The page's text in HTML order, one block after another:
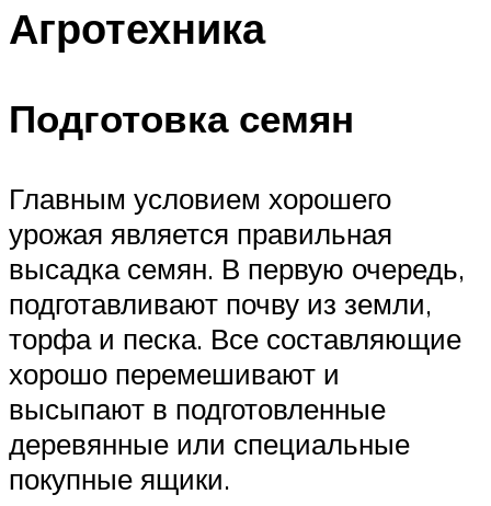
Агротехника
Подготовка семян
Главным условием хорошего
урожая является правильная
высадка семян. В первую очередь,
подготавливают почву из земли,
торфа и песка. Все составляющие
хорошо перемешивают и
высыпают в подготовленные
деревянные или специальные
покупные ящики.